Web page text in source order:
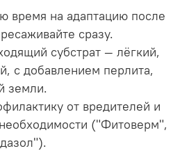
время на адаптацию после
сразу.
субстрат — лёгкий,
с добавлением перлита,
земли.
от вредителей и
("Фитоверм",